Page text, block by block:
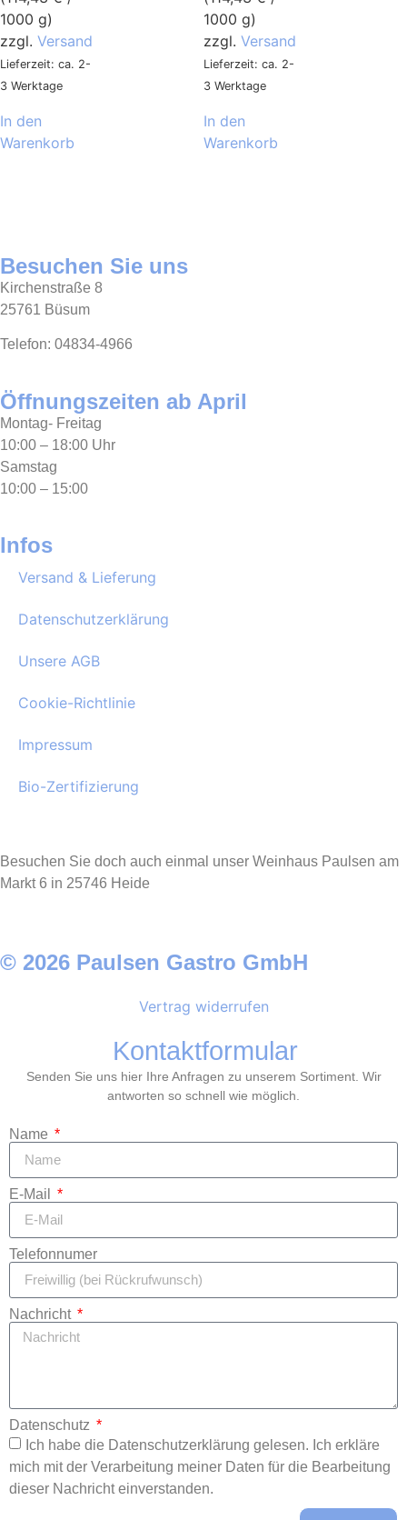
1000 g)
zzgl. Versand
Lieferzeit: ca. 2-
3 Werktage
In den
Warenkorb
1000 g)
zzgl. Versand
Lieferzeit: ca. 2-
3 Werktage
In den
Warenkorb
Besuchen Sie uns
Kirchenstraße 8
25761 Büsum
Telefon: 04834-4966
Öffnungszeiten ab April
Montag- Freitag
10:00 – 18:00 Uhr
Samstag
10:00 – 15:00
Infos
Versand & Lieferung
Datenschutzerklärung
Unsere AGB
Cookie-Richtlinie
Impressum
Bio-Zertifizierung
Besuchen Sie doch auch einmal unser Weinhaus Paulsen am
Markt 6 in 25746 Heide
© 2026 Paulsen Gastro GmbH
Vertrag widerrufen
Kontaktformular
Senden Sie uns hier Ihre Anfragen zu unserem Sortiment. Wir
antworten so schnell wie möglich.
Name
E-Mail
Telefonnumer
Nachricht
Datenschutz
Ich habe die Datenschutzerklärung gelesen. Ich erkläre
mich mit der Verarbeitung meiner Daten für die Bearbeitung
dieser Nachricht einverstanden.